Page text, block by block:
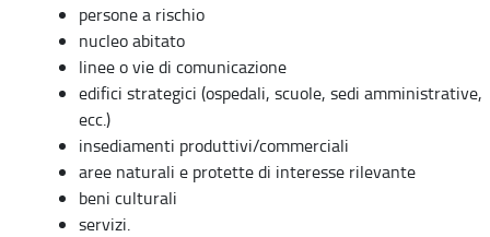
persone a rischio
nucleo abitato
lineeovie di comunicazione
edifici strategici (ospedali, scuole, sedi amministrative,
ecc.)
insediamenti produttivi/commerciali
aree naturali e protettedi interesse rilevante
beni culturali
servizi.